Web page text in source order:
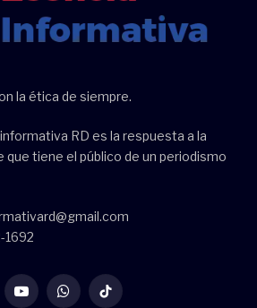
la ética de siempre.
RD es la respuesta a la
que tiene el público de un periodismo
1692
YouTubeWhatsAppTikTok